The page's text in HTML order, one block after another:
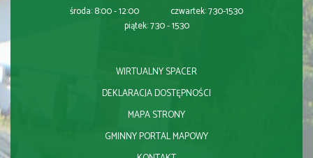
środa: 8:00 - 12:00 czwartek: 7:30-15:30
piątek: 7:30 - 15:30
WIRTUALNY SPACER
DEKLARACJA DOSTĘPNOŚCI
MAPA STRONY
GMINNY PORTAL MAPOWY